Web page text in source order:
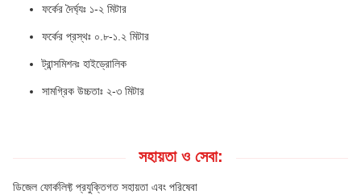
ফর্কের দৈর্ঘ্যঃ ১-২ মিটার
ফর্কের প্রস্থঃ ০.৮-১.২ মিটার
ট্রান্সমিশনঃ হাইড্রোলিক
সামগ্রিক উচ্চতাঃ ২-৩ মিটার
সহায়তা ও সেবা:
ডিজেল ফোর্কলিফ্ট প্রযুক্তিগত সহায়তা এবং পরিষেবা